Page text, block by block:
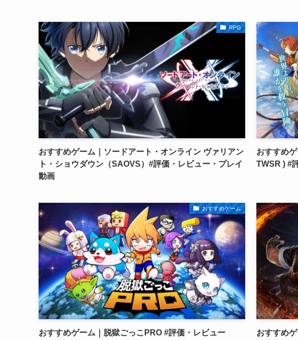
RPG
おすすめゲーム｜ソードアート・オンライン ヴァリアン
ト・ショウダウン（SAOVS）#評価・レビュー・プレイ
動画
おすすめ
TWSR ) #
おすすめゲーム
おすすめゲーム｜脱獄ごっこPRO #評価・レビュー
おすすめ